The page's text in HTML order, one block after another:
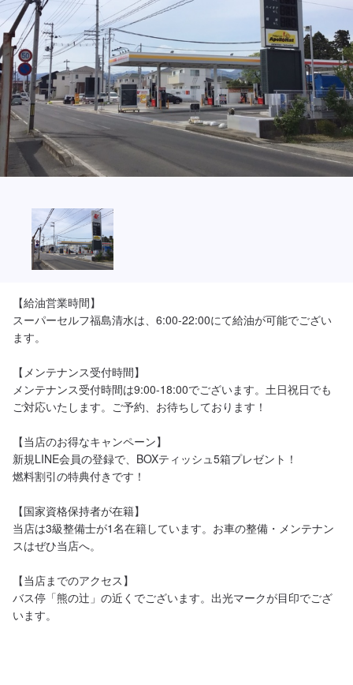
【給油営業時間】
スーパーセルフ福島清水は、6:00-22:00にて給油が可能でござい
ます。
【メンテナンス受付時間】
メンテナンス受付時間は9:00-18:00でございます。土日祝日でも
ご対応いたします。ご予約、お待ちしております！
【当店のお得なキャンペーン】
新規LINE会員の登録で、BOXティッシュ5箱プレゼント！
燃料割引の特典付きです！
【国家資格保持者が在籍】
当店は3級整備士が1名在籍しています。お車の整備・メンテナン
スはぜひ当店へ。
【当店までのアクセス】
バス停「熊の辻」の近くでございます。出光マークが目印でござ
います。